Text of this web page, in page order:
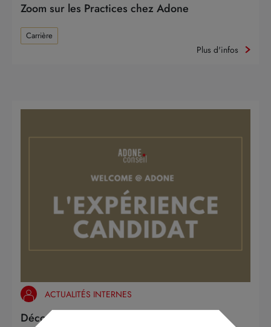
Zoom sur les Practices chez Adone
Carrière
Plus d'infos
ACTUALITÉS INTERNES
Découvrez notre expérience candidat